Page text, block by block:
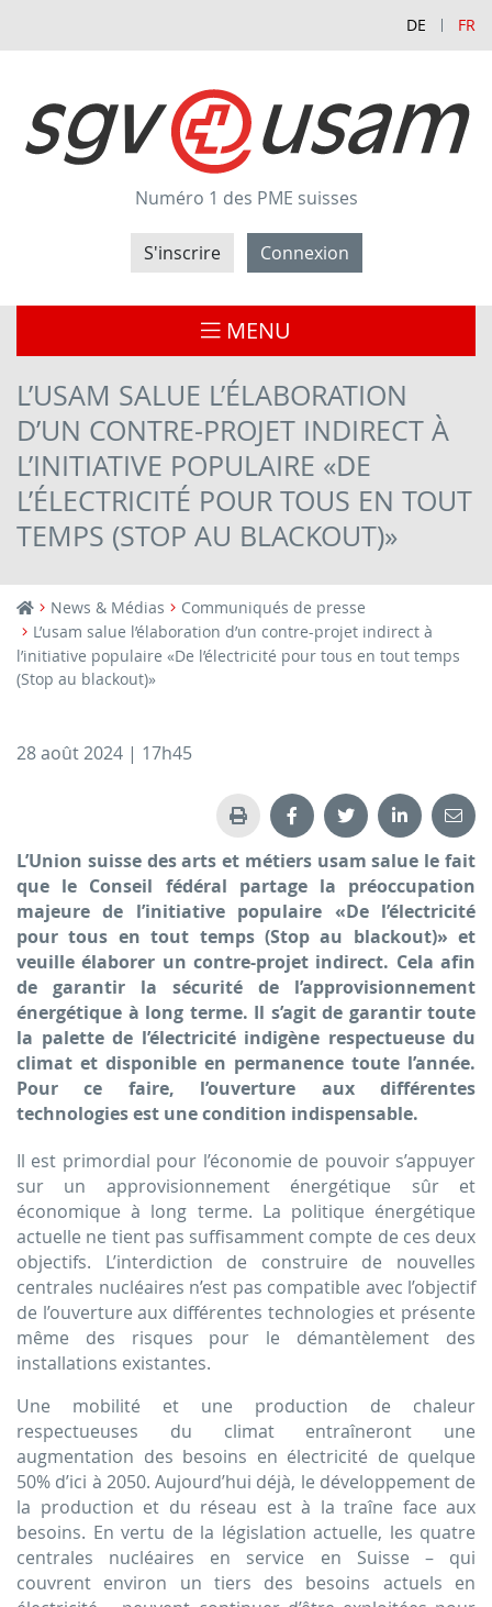
DE FR
Numéro 1 des PME suisses
S'inscrire Connexion
MENU
L’USAM SALUE L’ÉLABORATION
D’UN CONTRE-PROJET INDIRECT À
L’INITIATIVE POPULAIRE «DE
L’ÉLECTRICITÉ POUR TOUS EN TOUT
TEMPS (STOP AU BLACKOUT)»
News & Médias
Communiqués de presse
L’usam salue l’élaboration d’un contre-projet indirect à
l’initiative populaire «De l’électricité pour tous en tout temps
(Stop au blackout)»
28 août 2024 | 17h45
L’Union suisse des arts et métiers usam salue le fait
que le Conseil fédéral partage la préoccupation
majeure de l’initiative populaire «De l’électricité
pour tous en tout temps (Stop au blackout)» et
veuille élaborer un contre-projet indirect. Cela afin
de garantir la sécurité de l’appro­visionne­ment
énergétique à long terme. Il s’agit de garantir toute
la palette de l’élec­tri­cité indigène respectueuse du
climat et disponible en permanence toute l’année.
Pour ce faire, l’ouverture aux différentes
technologies est une con­di­tion indispensable.
Il est primordial pour l’économie de pouvoir s’appuyer
sur un approvisionnement énergétique sûr et
économique à long terme. La politique énergétique
actuelle ne tient pas suffisamment compte de ces deux
objectifs. L’interdiction de construire de nouvelles
centrales nucléaires n’est pas compatible avec l’objectif
de l’ouverture aux différentes technologies et présente
même des risques pour le démantèlement des
installations existantes.
Une mobilité et une production de chaleur
respectueuses du climat entraîneront une
augmentation des besoins en électricité de quelque
50% d’ici à 2050. Aujourd’hui déjà, le développement de
la production et du réseau est à la traîne face aux
besoins. En vertu de la législation actuelle, les quatre
centrales nucléaires en service en Suisse – qui
couvrent environ un tiers des besoins actuels en